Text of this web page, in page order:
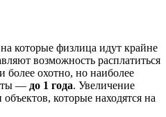
которые физлица идут крайне
возможность расплатиться
более охотно, но наиболее
— до 1 года. Увеличение
которые находятся на